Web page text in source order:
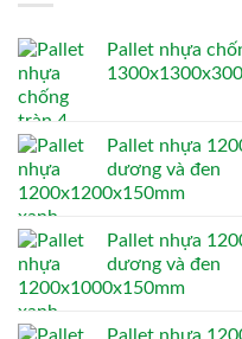
Pallet nhựa
Pallet nhựa
dương và đen
Pallet nhựa
dương và đen